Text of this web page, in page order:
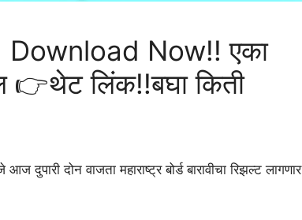
Now!! एका
👉थेट लिंक!!बघा किती
दुपारी दोन वाजता महाराष्ट्र बोर्ड बारावीचा रिझल्ट लागणार